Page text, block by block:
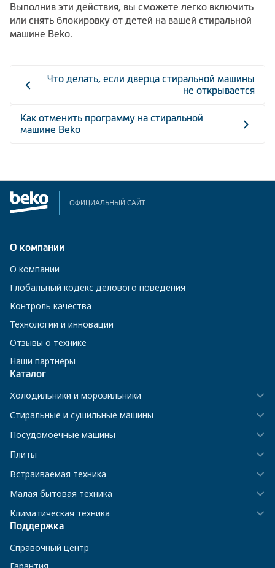
Выполнив эти действия, вы сможете легко включить
или снять блокировку от детей на вашей стиральной
машине Вeko.
Что делать, если дверца стиральной машины
не открывается
Как отменить программу на стиральной
машине Beko
ОФИЦИАЛЬНЫЙ САЙТ
О компании
О компании
Глобальный кодекс делового поведения
Контроль качества
Технологии и инновации
Отзывы о технике
Наши партнёры
Каталог
Холодильники и морозильники
Стиральные и сушильные машины
Посудомоечные машины
Плиты
Встраиваемая техника
Малая бытовая техника
Климатическая техника
Поддержка
Справочный центр